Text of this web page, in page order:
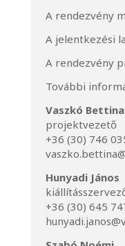
A rendezvény
A jelentkezési
A rendezvény
További
Vaszkó Bettina
projektvezető
+36 (30) 746
Hunyadi János
+36 (30) 645